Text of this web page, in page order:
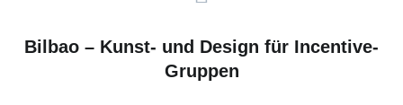
Bilbao – Kunst- und Design für Incentive-
Gruppen